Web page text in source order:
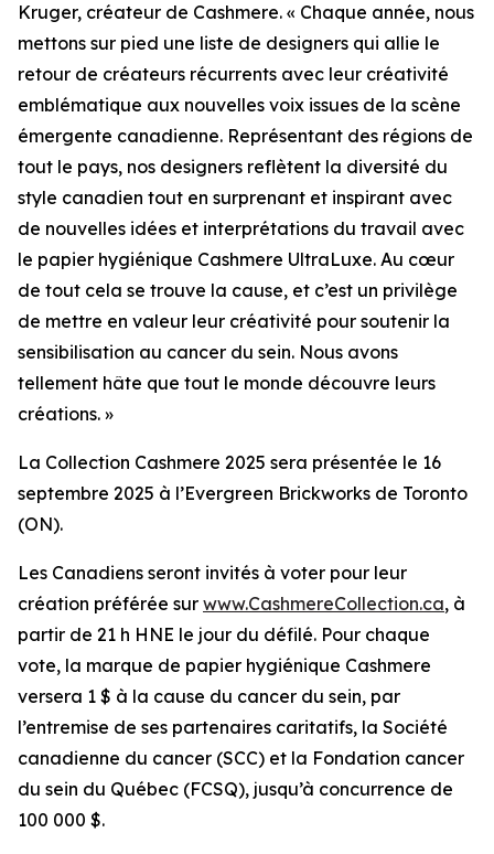
Kruger, créateur de Cashmere. « Chaque année, nous
mettons sur pied une liste de designers qui allie le
retour de créateurs récurrents avec leur créativité
emblématique aux nouvelles voix issues de la scène
émergente canadienne. Représentant des régions de
tout le pays, nos designers reflètent la diversité du
style canadien tout en surprenant et inspirant avec
de nouvelles idées et interprétations du travail avec
le papier hygiénique Cashmere UltraLuxe. Au cœur
de tout cela se trouve la cause, et c’est un privilège
de mettre en valeur leur créativité pour soutenir la
sensibilisation au cancer du sein. Nous avons
tellement hâte que tout le monde découvre leurs
créations. »
La Collection Cashmere 2025 sera présentée le 16
septembre 2025 à l’Evergreen Brickworks de Toronto
(ON).
Les Canadiens seront invités à voter pour leur
création préférée sur www.CashmereCollection.ca, à
partir de 21 h HNE le jour du défilé. Pour chaque
vote, la marque de papier hygiénique Cashmere
versera 1 $ à la cause du cancer du sein, par
l’entremise de ses partenaires caritatifs, la Société
canadienne du cancer (SCC) et la Fondation cancer
du sein du Québec (FCSQ), jusqu’à concurrence de
100 000 $.